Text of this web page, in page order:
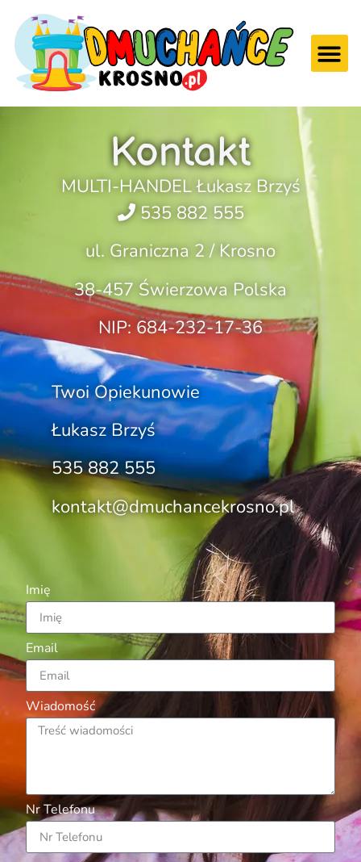
Kontakt
MULTI-HANDEL Łukasz Brzyś
535 882 555
ul. Graniczna 2 / Krosno
38-457 Świerzowa Polska
NIP: 684-232-17-36
Twoi Opiekunowie
Łukasz Brzyś
535 882 555
kontakt@dmuchancekrosno.pl
Imię
Email
Wiadomość
Nr Telefonu